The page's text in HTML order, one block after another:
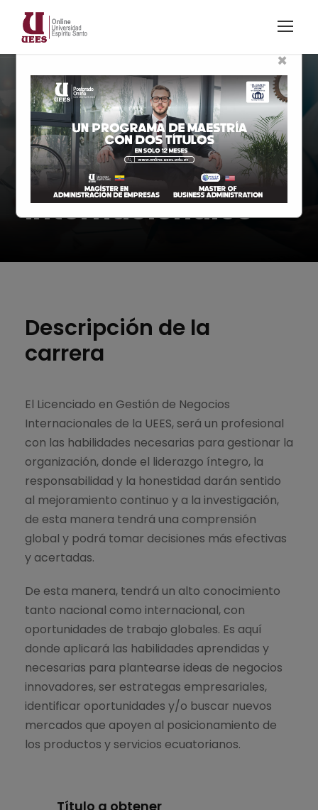
Modalidad En Línea
Gestión de
Negocios
Internacionales
Descripción de la
carrera
El Licenciado en Gestión de Negocios
Internacionales de la UEES, será un profesional
con las habilidades necesarias para gestionar la
organización, donde el liderazgo íntegro, la
responsabilidad y la honestidad darán sentido
al mejoramiento continuo y a la investigación,
de esta manera tendrá una comprensión
global y podrá tomar decisiones más efectivas
y acertadas.
De esta manera, tendrá un alto conocimiento
tanto nacional como internacional, con
oportunidades de trabajo globales. Es aquí
donde aplicará las habilidades aprendidas y
necesarias para plantearse ideas de negocios
innovadores, ser estrategas empresariales,
identificar oportunidades y/o buscar nuevos
mercados que apoyen al posicionamiento de
los productos y servicios ecuatorianos.
Título a obtener
×